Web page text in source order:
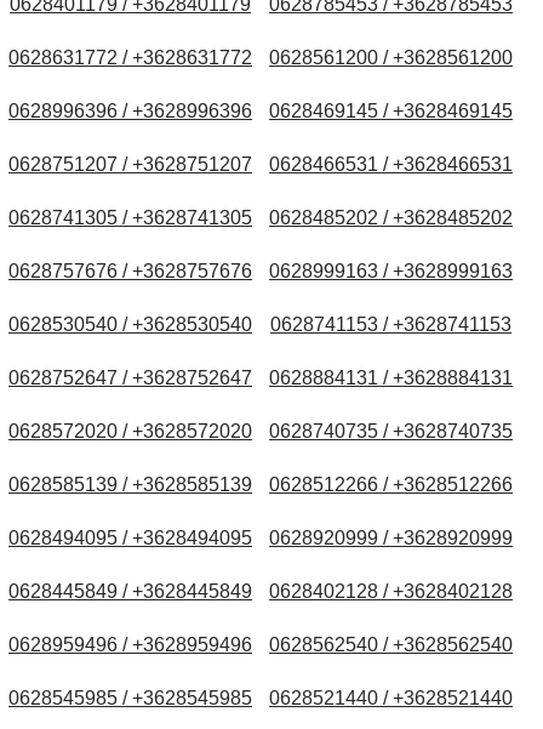
0628401179 / +3628401179 0628785453 / +3628785453
0628631772 / +3628631772 0628561200 / +3628561200
0628996396 / +3628996396 0628469145 / +3628469145
0628751207 / +3628751207 0628466531 / +3628466531
0628741305 / +3628741305 0628485202 / +3628485202
0628757676 / +3628757676 0628999163 / +3628999163
0628530540 / +3628530540 0628741153 / +3628741153
0628752647 / +3628752647 0628884131 / +3628884131
0628572020 / +3628572020 0628740735 / +3628740735
0628585139 / +3628585139 0628512266 / +3628512266
0628494095 / +3628494095 0628920999 / +3628920999
0628445849 / +3628445849 0628402128 / +3628402128
0628959496 / +3628959496 0628562540 / +3628562540
0628545985 / +3628545985 0628521440 / +3628521440